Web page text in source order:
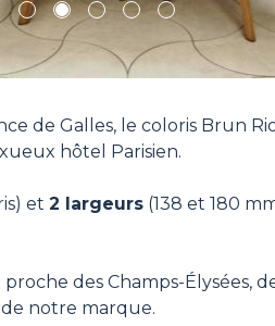
1 2 3 4 5
de Galles, le coloris Brun
hôtel Parisien.
et 2 largeurs (138 et 180
proche des Champs-Élysées,
notre marque.